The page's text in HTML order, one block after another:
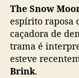
— 优酷
The Snow
espírito raposa
caçadora de
trama é
esteve
Brink.